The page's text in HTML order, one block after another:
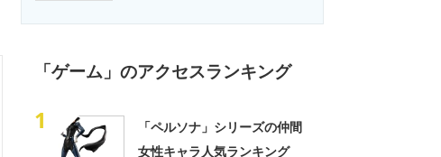
「ゲーム」のアクセスランキング
1
「ペルソナ」シリーズの仲間
女性キャラ人気ランキング